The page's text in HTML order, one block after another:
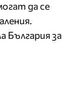
да се
България за